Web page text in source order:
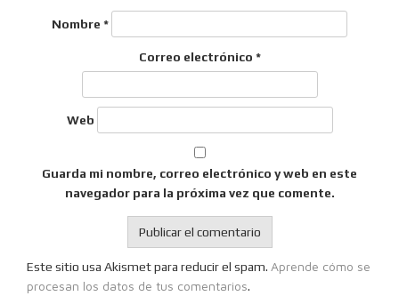
Nombre *
Correo electrónico *
Web
Guarda mi nombre, correo electrónico y web en este
navegador para la próxima vez que comente.
Este sitio usa Akismet para reducir el spam. Aprende cómo se
procesan los datos de tus comentarios.